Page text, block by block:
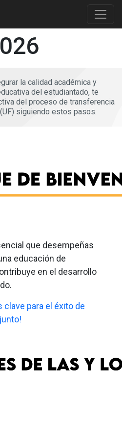
la calidad académica y
del estudiantado, te
del proceso de transferencia
siguiendo estos pasos.
que desempeñas
educación de
en el desarrollo
clave para el éxito de